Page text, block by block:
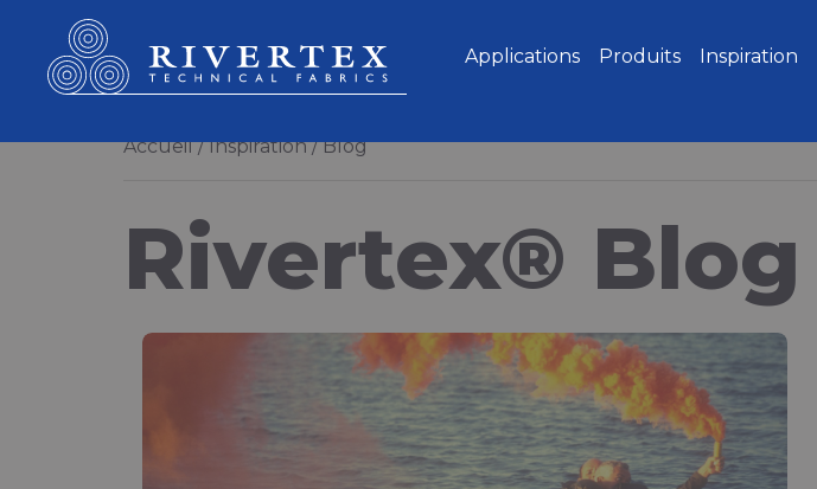
Accueil Inspiration Blog
Rivertex® Blog
Que sont les tissus techniques ?
Comprendre la technologie derrière les
textiles haute performance
Rivertex Technical Fabrics Group
Applications
Produits Inspiration